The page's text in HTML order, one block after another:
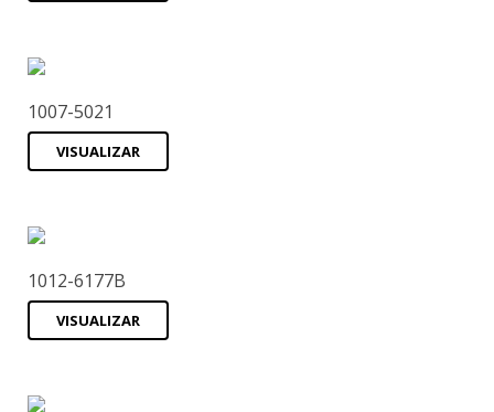
1007-5021
VISUALIZAR
1012-6177B
VISUALIZAR